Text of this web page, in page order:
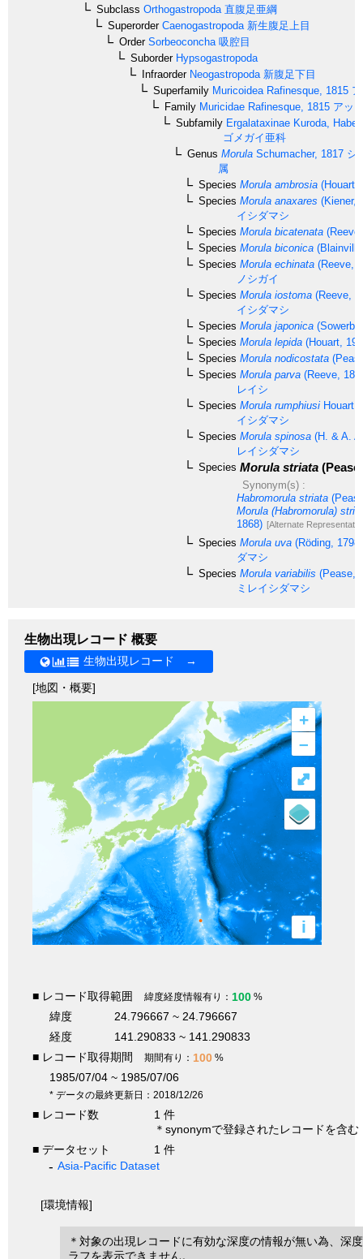
Subclass Orthogastropoda 直腹足亜綱
SuperorderCaenogastropoda 新生腹足上目
OrderSorbeoconcha 吸腔目
SuborderHypsogastropoda
InfraorderNeogastropoda 新腹足下目
Superfamily Muricoidea Rafinesque, 1815
Family Muricidae Rafinesque, 1815 アッ
Subfamily Ergalataxinae Kuroda, Habe
ゴメガイ亜科
Genus Morula Schumacher, 1817 シ
属
Species Morula ambrosia (Houart,
Species Morula anaxares (Kiener,
イシダマシ
Species Morula bicatenata
Species Morula biconica
Species Morula echinata (Reeve,
ノシガイ
Species Morula iostoma (Reeve,
イシダマシ
Species Morula japonica
Species Morula lepida (Houart,
Species Morula nodicostata
Species Morula parva (Reeve,
レイシ
Species Morula rumphiusi Houart,
イシダマシ
Species Morula spinosa (H. & A.
レイシダマシ
Species Morula striata
Synonym(s) :
Habromorula striata
Morula (Habromorula)
1868) [Alternate
Species Morula uva (Röding, 1798)
ダマシ
Species Morula variabilis (Pease,
ミレイシダマシ
生物出現レコード 概要
生物出現レコード →
[地図・概要]
+
–
i
⤢
■ レコード取得範囲 緯度経度情報有り： 100 %
緯度
24.796667 ~ 24.796667
経度
141.290833 ~ 141.290833
■ レコード取得期間
期間有り： 100 %
1985/07/04 ~ 1985/07/06
* データの最終更新日：2018/12/26
■ レコード数
1 件
＊synonymで登録されたレコードを含む
■ データセット
1 件
Asia-Pacific Dataset
[環境情報]
＊対象の出現レコードに有効な深度の情報が無い為、深
ラフを表示できません。